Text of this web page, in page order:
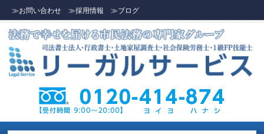
≫お問い合わせ ≫採用情報 ≫ブログ